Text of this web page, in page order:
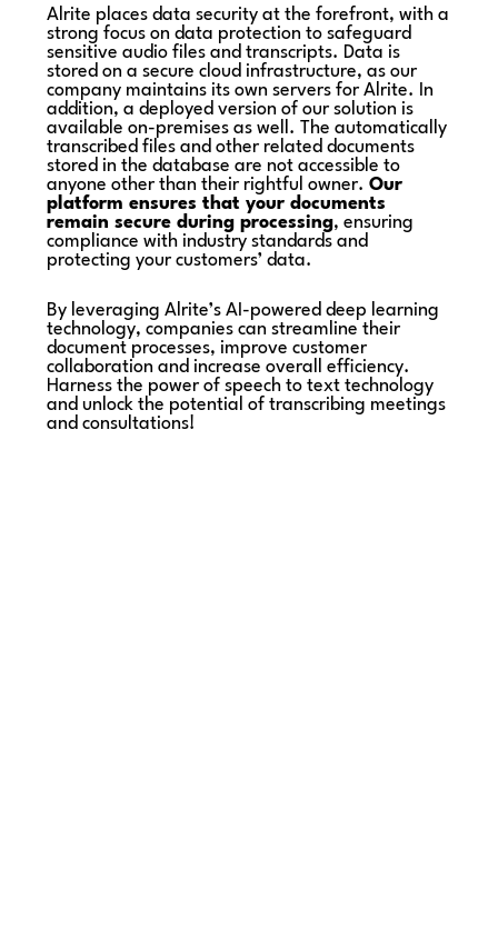
Alrite places data security at the forefront, with a
strong focus on data protection to safeguard
sensitive audio files and transcripts. Data is
stored on a secure cloud infrastructure, as our
company maintains its own servers for Alrite. In
addition, a deployed version of our solution is
available on-premises as well. The automatically
transcribed files and other related documents
stored in the database are not accessible to
anyone other than their rightful owner.Our
platform ensures that your documents
remain secure during processing, ensuring
compliance with industry standards and
protecting your customers’ data.
By leveraging Alrite’s AI-powered deep learning
technology, companies can streamline their
document processes, improve customer
collaboration and increase overall efficiency.
Harness the power of speech to text technology
and unlock the potential of transcribing meetings
and consultations!